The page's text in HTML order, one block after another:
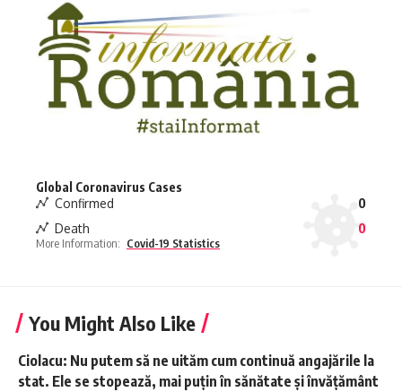
Global Coronavirus Cases
Confirmed
0
Death
0
More Information: Covid-19 Statistics
You Might Also Like
Ciolacu: Nu putem să ne uităm cum continuă angajările la
stat. Ele se stopează, mai puţin în sănătate şi învăţământ